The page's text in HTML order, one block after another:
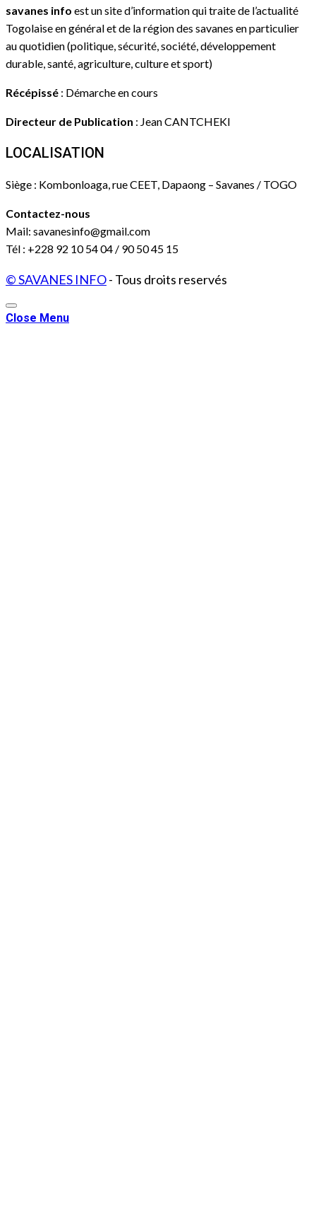
savanes info est un site d’information qui traite de l’actualité
Togolaise en général et de la région des savanes en particulier
au quotidien (politique, sécurité, société, développement
durable, santé, agriculture, culture et sport)
Récépissé : Démarche en cours
Directeur de Publication : Jean CANTCHEKI
LOCALISATION
Siège : Kombonloaga, rue CEET, Dapaong – Savanes / TOGO
Contactez-nous
Mail: savanesinfo@gmail.com
Tél : +228 92 10 54 04 / 90 50 45 15
© SAVANES INFO- Tous droits reservés
Close Menu